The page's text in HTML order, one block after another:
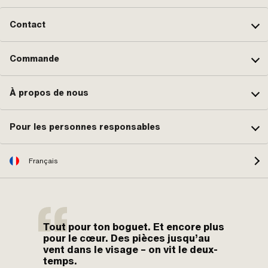
Contact
Commande
À propos de nous
Pour les personnes responsables
Français
Tout pour ton boguet. Et encore plus
pour le cœur. Des pièces jusqu’au
vent dans le visage – on vit le deux-
temps.